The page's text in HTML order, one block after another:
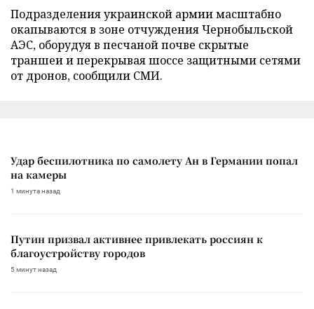
Подразделения украинской армии масштабно
окапываются в зоне отчуждения Чернобыльской
АЭС, оборудуя в песчаной почве скрытые
траншеи и перекрывая шоссе защитными сетями
от дронов, сообщили СМИ.
Удар беспилотника по самолету Ан в Германии попал
на камеры
1 минута назад
Путин призвал активнее привлекать россиян к
благоустройству городов
5 минут назад